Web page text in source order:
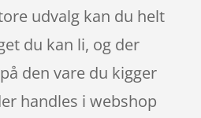
udvalg kan du helt
du kan li, og der
den vare du kigger
handles i webshop